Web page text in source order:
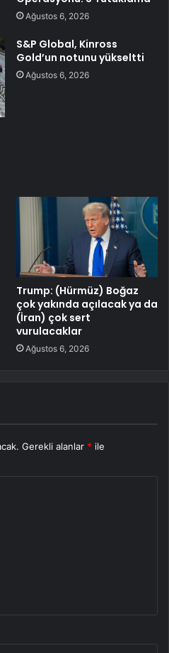
Ağustos 6, 2026
S&P Global, Kinross
Gold’un notunu yükseltti
Ağustos 6, 2026
Trump: (Hürmüz) Boğaz
çok yakında açılacak ya da
(İran) çok sert
vurulacaklar
Ağustos 6, 2026
Gerekli alanlar * ile